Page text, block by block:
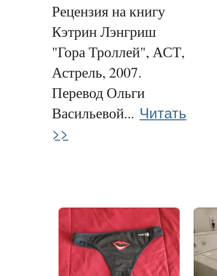
Рецензия на книгу
Кэтрин Лэнгриш
"Гора Троллей", АСТ,
Астрель, 2007.
Перевод Ольги
Васильевой... Читать
>>